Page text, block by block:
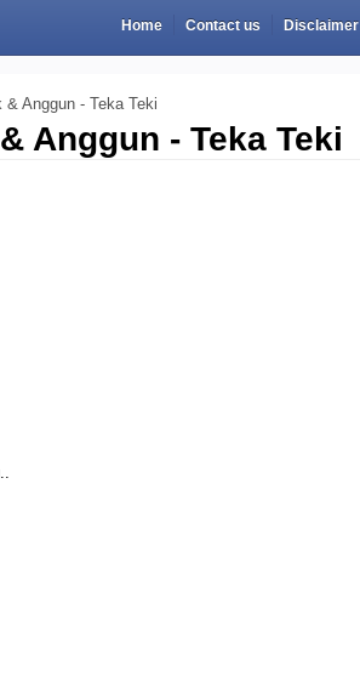
Home Contact us Disclaimer
& Anggun - Teka Teki
Anggun - Teka Teki